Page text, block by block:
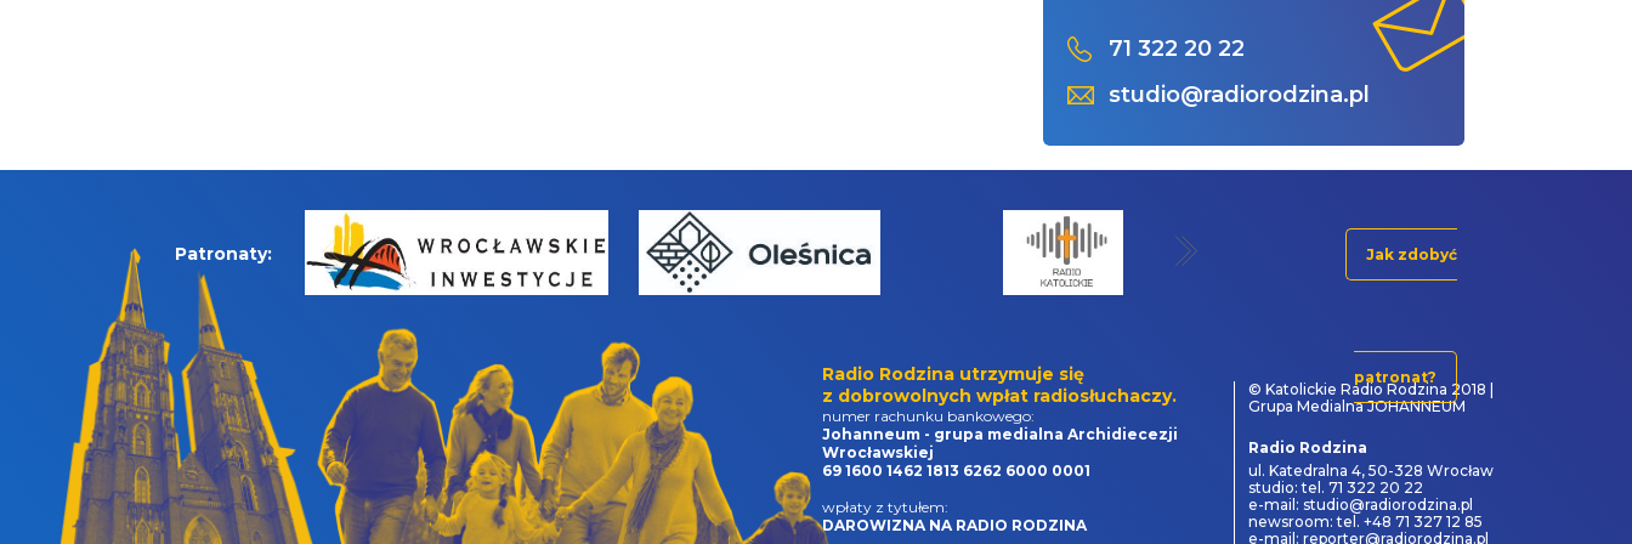
71 322 20 22
studio@radiorodzina.pl
Patronaty: Jak zdobyć
patronat?
Radio Rodzina utrzymuje się
z dobrowolnych wpłat radiosłuchaczy.
numer rachunku bankowego:
Johanneum - grupa medialna Archidiecezji
Wrocławskiej
69 1600 1462 1813 6262 6000 0001
wpłaty z tytułem:
DAROWIZNA NA RADIO RODZINA
© Katolickie Radio Rodzina 2018 |
Grupa Medialna JOHANNEUM
Radio Rodzina
ul. Katedralna 4, 50-328 Wrocław
studio: tel. 71 322 20 22
e-mail: studio@radiorodzina.pl
newsroom: tel. +48 71 327 12 85
e-mail: reporter@radiorodzina.pl